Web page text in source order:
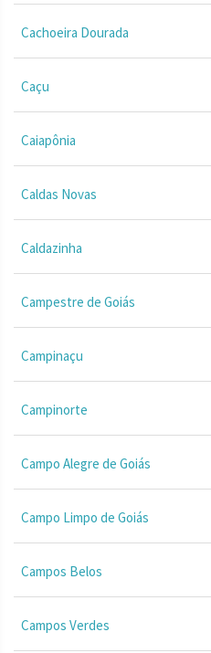
Cachoeira Dourada
Caçu
Caiapônia
Caldas Novas
Caldazinha
Campestre de Goiás
Campinaçu
Campinorte
Campo Alegre de Goiás
Campo Limpo de Goiás
Campos Belos
Campos Verdes